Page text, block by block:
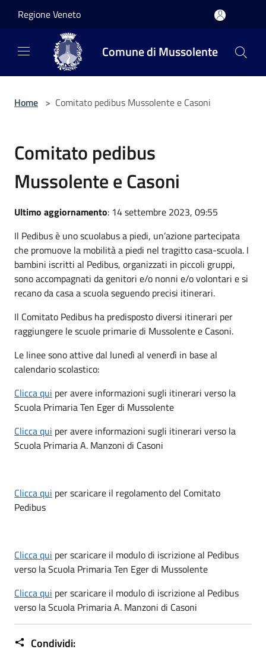
Regione Veneto
Comune di Mussolente
Home > Comitato pedibus Mussolente e Casoni
Comitato pedibus
Mussolente e Casoni
Ultimo aggiornamento: 14 settembre 2023, 09:55
Il Pedibus è uno scuolabus a piedi, un’azione partecipata
che promuove la mobilità a piedi nel tragitto casa-scuola. I
bambini iscritti al Pedibus, organizzati in piccoli gruppi,
sono accompagnati da genitori e/o nonni e/o volontari e si
recano da casa a scuola seguendo precisi itinerari.
Il Comitato Pedibus ha predisposto diversi itinerari per
raggiungere le scuole primarie di Mussolente e Casoni.
Le linee sono attive dal lunedì al venerdì in base al
calendario scolastico:
Clicca qui per avere informazioni sugli itinerari verso la
Scuola Primaria Ten Eger di Mussolente
Clicca qui per avere informazioni sugli itinerari verso la
Scuola Primaria A. Manzoni di Casoni
Clicca qui per scaricare il regolamento del Comitato
Pedibus
Clicca qui per scaricare il modulo di iscrizione al Pedibus
verso la Scuola Primaria Ten Eger di Mussolente
Clicca qui per scaricare il modulo di iscrizione al Pedibus
verso la Scuola Primaria A. Manzoni di Casoni
Condividi: